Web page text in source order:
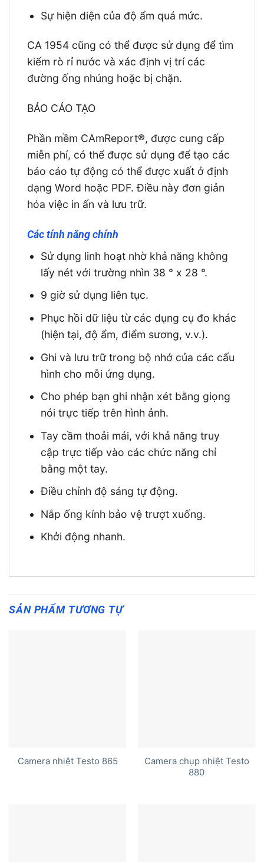
Sự hiện diện của độ ẩm quá mức.
CA 1954 cũng có thể được sử dụng để tìm
kiếm rò rỉ nước và xác định vị trí các
đường ống nhúng hoặc bị chặn.
BÁO CÁO TẠO
Phần mềm CAmReport®, được cung cấp
miễn phí, có thể được sử dụng để tạo các
báo cáo tự động có thể được xuất ở định
dạng Word hoặc PDF. Điều này đơn giản
hóa việc in ấn và lưu trữ.
Các tính năng chính
Sử dụng linh hoạt nhờ khả năng không
lấy nét với trường nhìn 38 ° x 28 °.
9 giờ sử dụng liên tục.
Phục hồi dữ liệu từ các dụng cụ đo khác
(hiện tại, độ ẩm, điểm sương, v.v.).
Ghi và lưu trữ trong bộ nhớ của các cấu
hình cho mỗi ứng dụng.
Cho phép bạn ghi nhận xét bằng giọng
nói trực tiếp trên hình ảnh.
Tay cầm thoải mái, với khả năng truy
cập trực tiếp vào các chức năng chỉ
bằng một tay.
Điều chỉnh độ sáng tự động.
Nắp ống kính bảo vệ trượt xuống.
Khởi động nhanh.
SẢN PHẨM TƯƠNG TỰ
Camera nhiệt Testo 865
Camera chụp nhiệt Testo
880